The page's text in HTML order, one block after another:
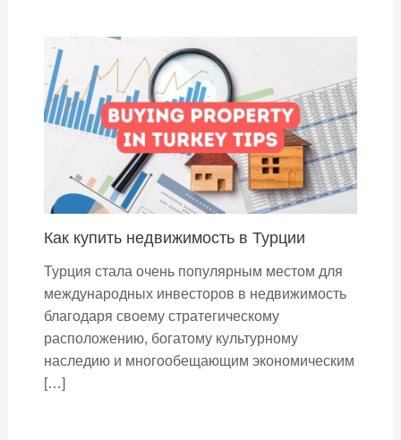
Как купить недвижимость в Турции
Турция стала очень популярным местом для
международных инвесторов в недвижимость
благодаря своему стратегическому
расположению, богатому культурному
наследию и многообещающим экономическим
[…]